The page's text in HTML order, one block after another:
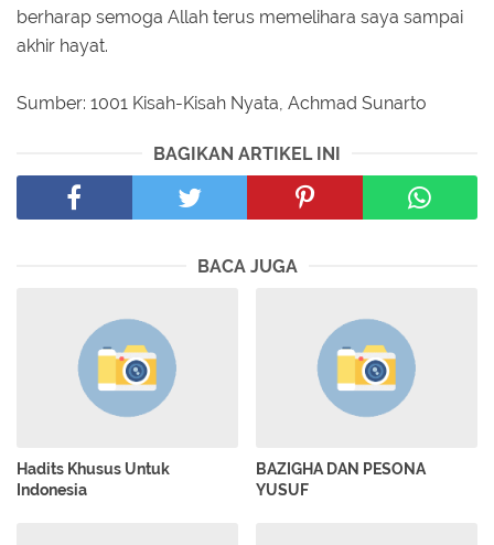
berharap semoga Allah terus memelihara saya sampai
akhir hayat.
Sumber: 1001 Kisah-Kisah Nyata, Achmad Sunarto
BAGIKAN ARTIKEL INI
BACA JUGA
Hadits Khusus Untuk
Indonesia
BAZIGHA DAN PESONA
YUSUF